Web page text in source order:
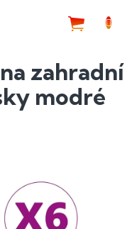
zahradní
modré